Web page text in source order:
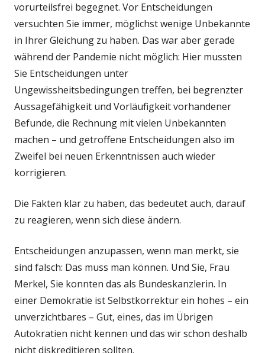
vorurteilsfrei begegnet. Vor Entscheidungen
versuchten Sie immer, möglichst wenige Unbekannte
in Ihrer Gleichung zu haben. Das war aber gerade
während der Pandemie nicht möglich: Hier mussten
Sie Entscheidungen unter
Ungewissheitsbedingungen treffen, bei begrenzter
Aussagefähigkeit und Vorläufigkeit vorhandener
Befunde, die Rechnung mit vielen Unbekannten
machen – und getroffene Entscheidungen also im
Zweifel bei neuen Erkenntnissen auch wieder
korrigieren.
Die Fakten klar zu haben, das bedeutet auch, darauf
zu reagieren, wenn sich diese ändern.
Entscheidungen anzupassen, wenn man merkt, sie
sind falsch: Das muss man können. Und Sie, Frau
Merkel, Sie konnten das als Bundeskanzlerin. In
einer Demokratie ist Selbstkorrektur ein hohes – ein
unverzichtbares – Gut, eines, das im Übrigen
Autokratien nicht kennen und das wir schon deshalb
nicht diskreditieren sollten.